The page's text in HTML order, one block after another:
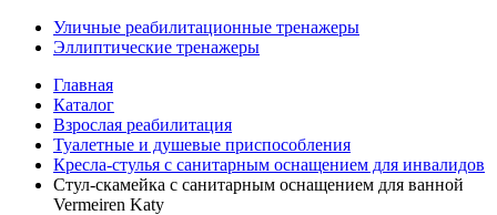
Уличные реабилитационные тренажеры
Эллиптические тренажеры
Главная
Каталог
Взрослая реабилитация
Туалетные и душевые приспособления
Кресла-стулья с санитарным оснащением для инвалидов
Стул-скамейка с санитарным оснащением для ванной
Vermeiren Katy